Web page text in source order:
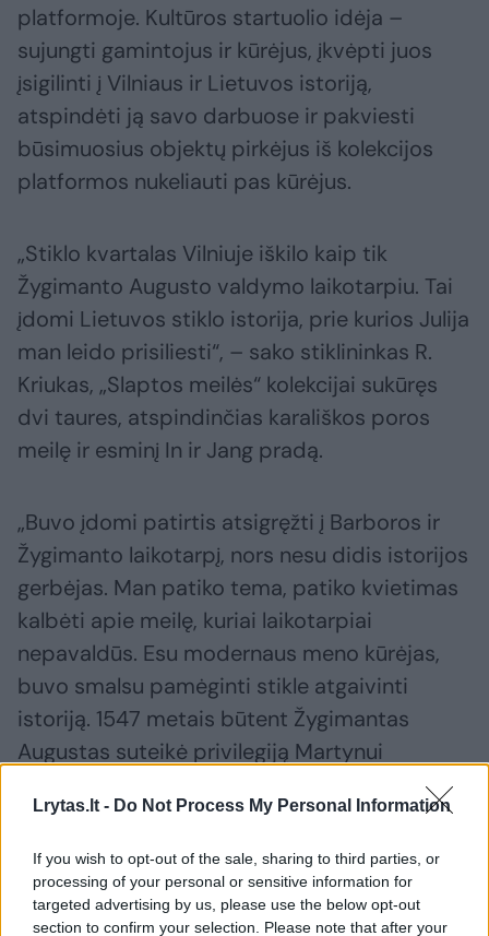
Lrytas.lt - Do Not Process My Personal Information
If you wish to opt-out of the sale, sharing to third parties, or
processing of your personal or sensitive information for
targeted advertising by us, please use the below opt-out
section to confirm your selection. Please note that after your
platformoje. Kultūros startuolio idėja –
sujungti gamintojus ir kūrėjus, įkvėpti juos
įsigilinti į Vilniaus ir Lietuvos istoriją,
atspindėti ją savo darbuose ir pakviesti
būsimuosius objektų pirkėjus iš kolekcijos
platformos nukeliauti pas kūrėjus.
„Stiklo kvartalas Vilniuje iškilo kaip tik
Žygimanto Augusto valdymo laikotarpiu. Tai
įdomi Lietuvos stiklo istorija, prie kurios Julija
man leido prisiliesti“, – sako stiklininkas R.
Kriukas, „Slaptos meilės“ kolekcijai sukūręs
dvi taures, atspindinčias karališkos poros
meilę ir esminį In ir Jang pradą.
„Buvo įdomi patirtis atsigręžti į Barboros ir
Žygimanto laikotarpį, nors nesu didis istorijos
gerbėjas. Man patiko tema, patiko kvietimas
kalbėti apie meilę, kuriai laikotarpiai
nepavaldūs. Esu modernaus meno kūrėjas,
buvo smalsu pamėginti stikle atgaivinti
istoriją. 1547 metais būtent Žygimantas
Augustas suteikė privilegiją Martynui
Paleckiui prie Vilniaus įsteigti stiklo dirbtuvę
ir prekiauti stiklo dirbiniais. Dirbtuvėje buvo
gaminamas langų stiklas, stiklinės, buteliai,
indai. Senieji Vilniaus žemėlapiai rodo, kad
prekybos stiklu centru anuomet tapo Stiklių